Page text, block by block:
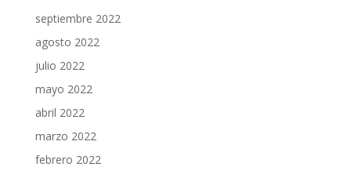
septiembre 2022
agosto 2022
julio 2022
mayo 2022
abril 2022
marzo 2022
febrero 2022